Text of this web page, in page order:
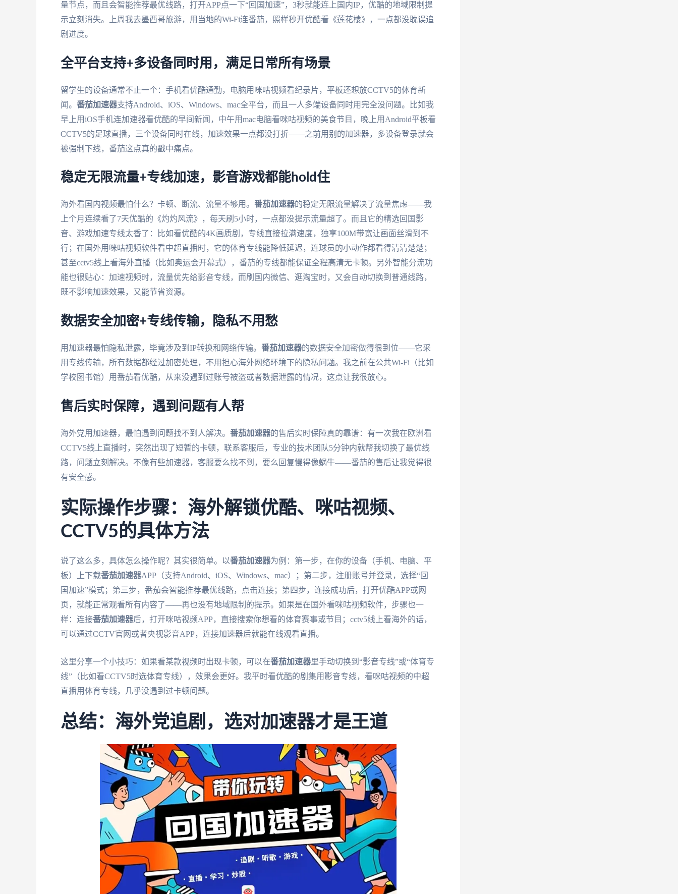
量节点，而且会智能推荐最优线路，打开APP点一下“回国加速”，3秒就能连上国内IP，优酷的地域限制提
示立刻消失。上周我去墨西哥旅游，用当地的Wi-Fi连番茄，照样秒开优酷看《莲花楼》，一点都没耽误追
剧进度。
全平台支持+多设备同时用，满足日常所有场景
留学生的设备通常不止一个：手机看优酷通勤，电脑用咪咕视频看纪录片，平板还想放CCTV5的体育新
闻。 番茄加速器支持Android、iOS、Windows、mac全平台，而且一人多端设备同时用完全没问题。比如我
早上用iOS手机连加速器看优酷的早间新闻，中午用mac电脑看咪咕视频的美食节目，晚上用Android平板看
CCTV5的足球直播，三个设备同时在线，加速效果一点都没打折——之前用别的加速器，多设备登录就会
被强制下线，番茄这点真的戳中痛点。
稳定无限流量+专线加速，影音游戏都能hold住
海外看国内视频最怕什么？卡顿、断流、流量不够用。 番茄加速器的稳定无限流量解决了流量焦虑——我
上个月连续看了7天优酷的《灼灼风流》，每天刷5小时，一点都没提示流量超了。而且它的精选回国影
音、游戏加速专线太香了：比如看优酷的4K画质剧，专线直接拉满速度，独享100M带宽让画面丝滑到不
行；在国外用咪咕视频软件看中超直播时，它的体育专线能降低延迟，连球员的小动作都看得清清楚楚；
甚至cctv5线上看海外直播（比如奥运会开幕式），番茄的专线都能保证全程高清无卡顿。另外智能分流功
能也很贴心：加速视频时，流量优先给影音专线，而刷国内微信、逛淘宝时，又会自动切换到普通线路，
既不影响加速效果，又能节省资源。
数据安全加密+专线传输，隐私不用愁
用加速器最怕隐私泄露，毕竟涉及到IP转换和网络传输。 番茄加速器的数据安全加密做得很到位——它采
用专线传输，所有数据都经过加密处理，不用担心海外网络环境下的隐私问题。我之前在公共Wi-Fi（比如
学校图书馆）用番茄看优酷，从来没遇到过账号被盗或者数据泄露的情况，这点让我很放心。
售后实时保障，遇到问题有人帮
海外党用加速器，最怕遇到问题找不到人解决。 番茄加速器的售后实时保障真的靠谱：有一次我在欧洲看
CCTV5线上直播时，突然出现了短暂的卡顿，联系客服后，专业的技术团队5分钟内就帮我切换了最优线
路，问题立刻解决。不像有些加速器，客服要么找不到，要么回复慢得像蜗牛——番茄的售后让我觉得很
有安全感。
实际操作步骤：海外解锁优酷、咪咕视频、
CCTV5的具体方法
说了这么多，具体怎么操作呢？其实很简单。以番茄加速器为例：第一步，在你的设备（手机、电脑、平
板）上下载番茄加速器APP（支持Android、iOS、Windows、mac）；第二步，注册账号并登录，选择“回
国加速”模式；第三步，番茄会智能推荐最优线路，点击连接；第四步，连接成功后，打开优酷APP或网
页，就能正常观看所有内容了——再也没有地域限制的提示。如果是在国外看咪咕视频软件，步骤也一
样：连接番茄加速器后，打开咪咕视频APP，直接搜索你想看的体育赛事或节目；cctv5线上看海外的话，
可以通过CCTV官网或者央视影音APP，连接加速器后就能在线观看直播。
这里分享一个小技巧：如果看某款视频时出现卡顿，可以在番茄加速器里手动切换到“影音专线”或“体育专
线”（比如看CCTV5时选体育专线），效果会更好。我平时看优酷的剧集用影音专线，看咪咕视频的中超
直播用体育专线，几乎没遇到过卡顿问题。
总结：海外党追剧，选对加速器才是王道